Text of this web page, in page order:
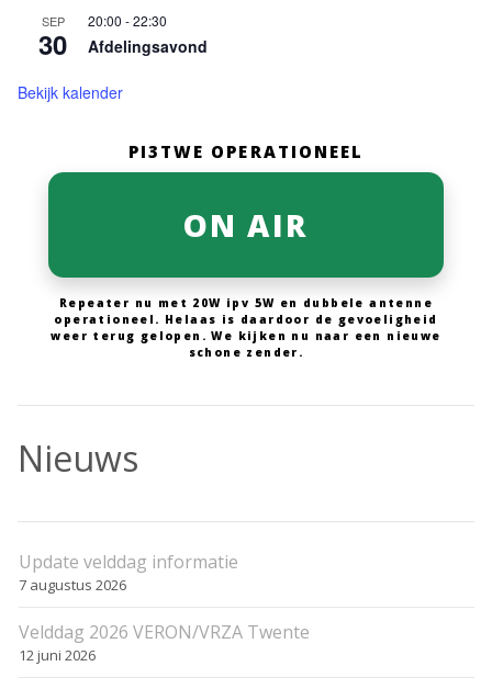
SEP
30
20:00 -22:30
Afdelingsavond
Bekijk kalender
PI3TWE OPERATIONEEL
ON AIR
Repeater nu met 20W ipv 5W en dubbele antenne
operationeel. Helaas is daardoor de gevoeligheid
weer terug gelopen. We kijken nu naar een nieuwe
schone zender.
Nieuws
Update velddag informatie
7 augustus 2026
Velddag 2026 VERON/VRZA Twente
12 juni 2026